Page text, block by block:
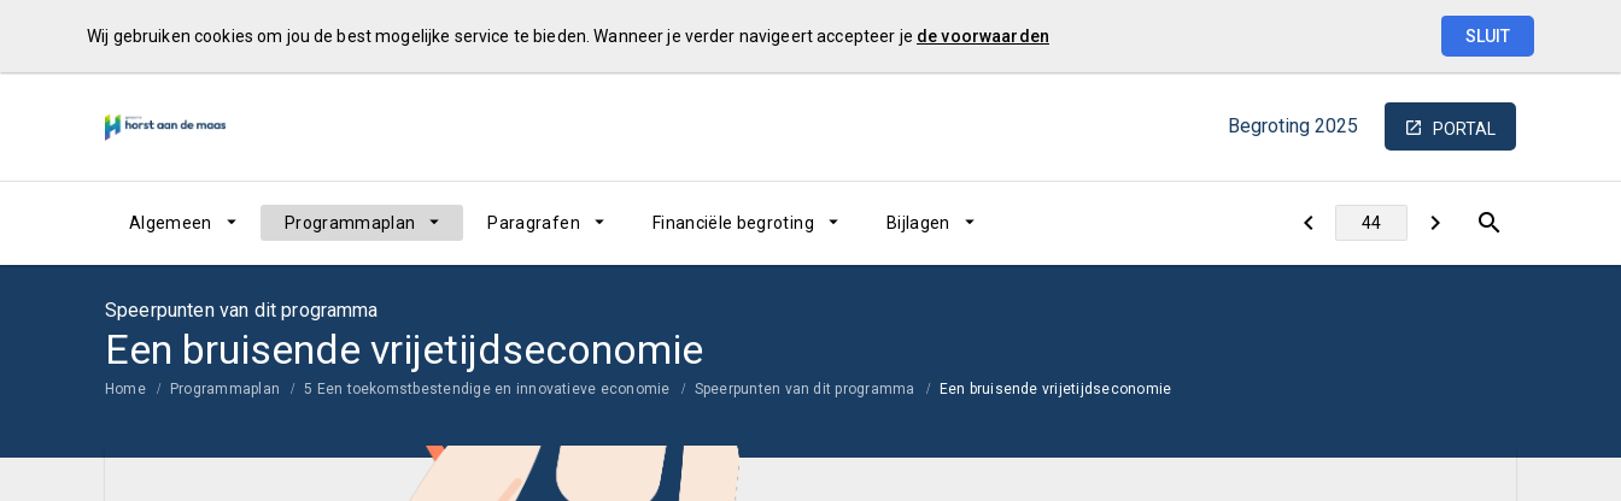
Wij gebruiken cookies om jou de best mogelijke service te bieden. Wanneer je verder navigeert accepteer je de voorwaarden SLUIT
Begroting 2025 PORTAL
Algemeen Programmaplan Paragrafen Financiële begroting Bijlagen
Speerpunten van dit programma
Een bruisende vrijetijdseconomie
Home Programmaplan 5 Een toekomstbestendige en innovatieve economie Speerpunten van dit programma Een bruisende vrijetijdseconomie